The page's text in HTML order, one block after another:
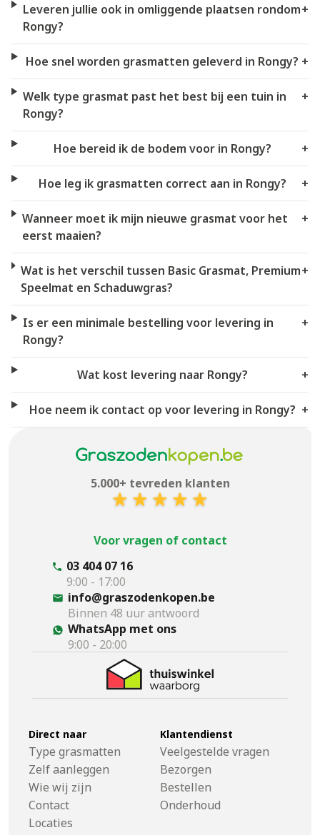
Leveren jullie ook in omliggende plaatsen rondom
Rongy?
+
Hoe snel worden grasmatten geleverd in Rongy? +
Welk type grasmat past het best bij een tuin in
Rongy?
+
Hoe bereid ik de bodem voor in Rongy? +
Hoe leg ik grasmatten correct aan in Rongy? +
Wanneer moet ik mijn nieuwe grasmat voor het
eerst maaien?
+
Wat is het verschil tussen Basic Grasmat, Premium
Speelmat en Schaduwgras?
+
Is er een minimale bestelling voor levering in
Rongy?
+
Wat kost levering naar Rongy? +
Hoe neem ik contact op voor levering in Rongy? +
5.000+ tevreden klanten
Voor vragen of contact
03 404 07 16
9:00 - 17:00
info@graszodenkopen.be
Binnen 48 uur antwoord
WhatsApp met ons
9:00 - 20:00
Direct naar
Type grasmatten
Zelf aanleggen
Wie wij zijn
Contact
Locaties
Klantendienst
Veelgestelde vragen
Bezorgen
Bestellen
Onderhoud